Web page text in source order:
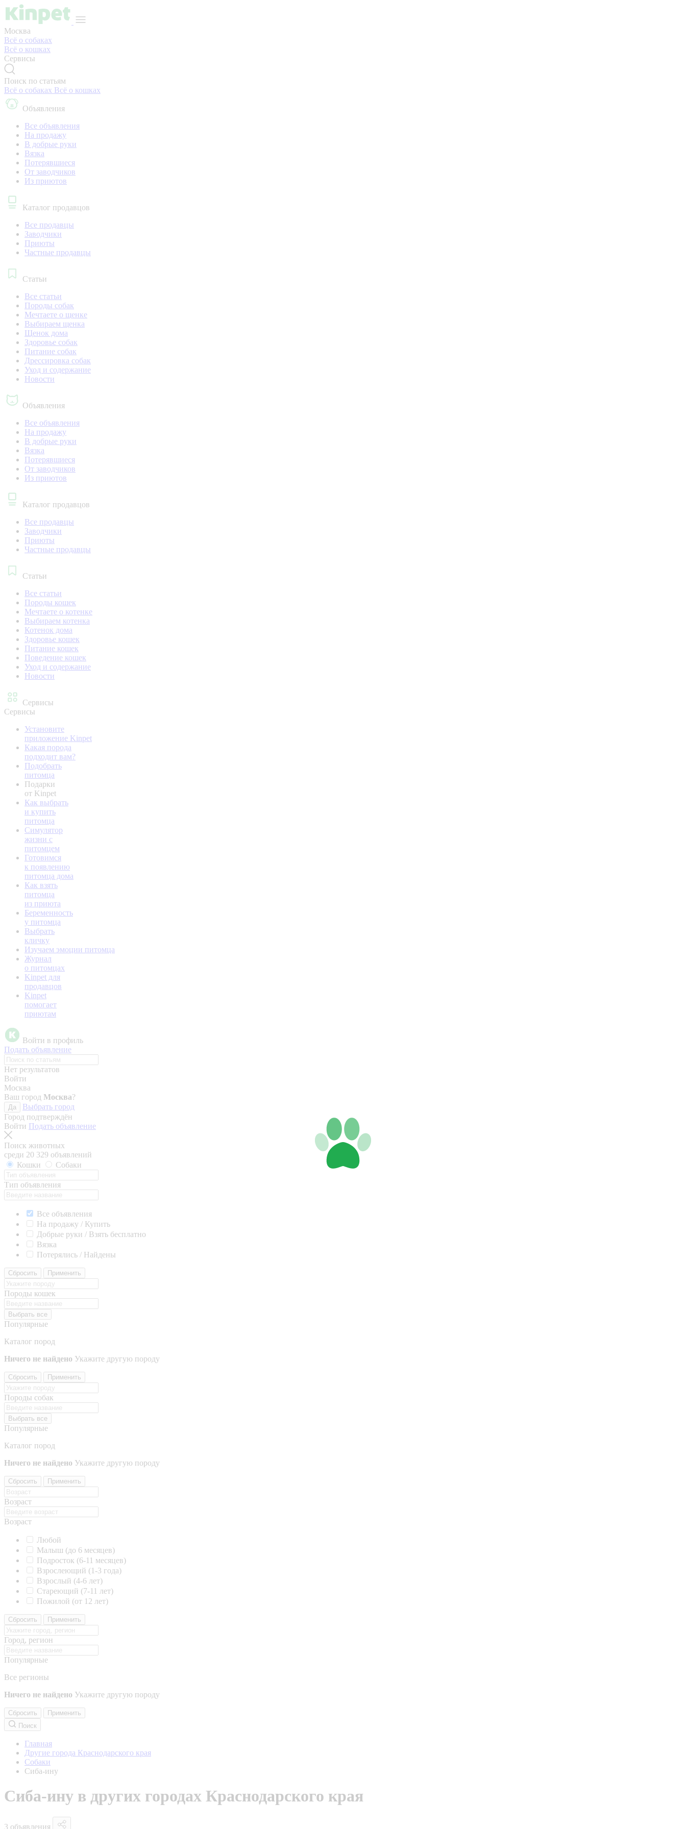
Москва
Всё о собаках
Всё о кошках
Сервисы
Поиск по статьям
Всё о собаках Всё о кошках
Объявления
Все объявления
На продажу
В добрые руки
Вязка
Потерявшиеся
От заводчиков
Из приютов
Каталог продавцов
Все продавцы
Заводчики
Приюты
Частные продавцы
Статьи
Все статьи
Породы собак
Мечтаете о щенке
Выбираем щенка
Щенок дома
Здоровье собак
Питание собак
Дрессировка собак
Уход и содержание
Новости
Объявления
Все объявления
На продажу
В добрые руки
Вязка
Потерявшиеся
От заводчиков
Из приютов
Каталог продавцов
Все продавцы
Заводчики
Приюты
Частные продавцы
Статьи
Все статьи
Породы кошек
Мечтаете о котенке
Выбираем котенка
Котенок дома
Здоровье кошек
Питание кошек
Поведение кошек
Уход и содержание
Новости
Сервисы
Сервисы
Установите
приложение Kinpet
Какая порода
подходит вам?
Подобрать
питомца
Подарки
от Kinpet
Как выбрать
и купить
питомца
Симулятор
жизни с
питомцем
Готовимся
к появлению
питомца дома
Как взять
питомца
из приюта
Беременность
у питомца
Выбрать
кличку
Изучаем эмоции питомца
Журнал
о питомцах
Kinpet для
продавцов
Kinpet
помогает
приютам
Войти в профиль
Подать объявление
Нет результатов
Войти
Москва
Ваш город Москва?
Да
Выбрать город
Город подтверждён
Войти Подать объявление
Поиск животных
среди 20 329 объявлений
Кошки
Собаки
Тип объявления
Все объявления
На продажу / Купить
Добрые руки / Взять бесплатно
Вязка
Потерялись / Найдены
Сбросить Применить
Породы кошек
Выбрать все
Популярные
Каталог пород
Ничего не найдено Укажите другую породу
Сбросить Применить
Породы собак
Выбрать все
Популярные
Каталог пород
Ничего не найдено Укажите другую породу
Сбросить Применить
Возраст
Возраст
Любой
Малыш (до 6 месяцев)
Подросток (6-11 месяцев)
Взрослеющий (1-3 года)
Взрослый (4-6 лет)
Стареющий (7-11 лет)
Пожилой (от 12 лет)
Сбросить Применить
Город, регион
Популярные
Все регионы
Ничего не найдено Укажите другую породу
Сбросить
Применить
Поиск
Главная
Другие города Краснодарского края
Собаки
Сиба-ину
Сиба-ину в других городах Краснодарского края
3 объявления